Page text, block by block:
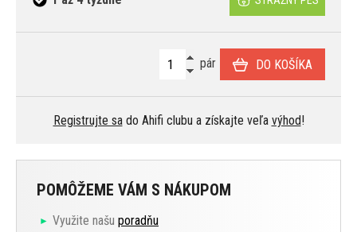
pár DO KOŠÍKA
Registrujte sado Ahifi clubu a získajte veľa výhod!
POMÔŽEME VÁM S NÁKUPOM
Využite našu poradňu